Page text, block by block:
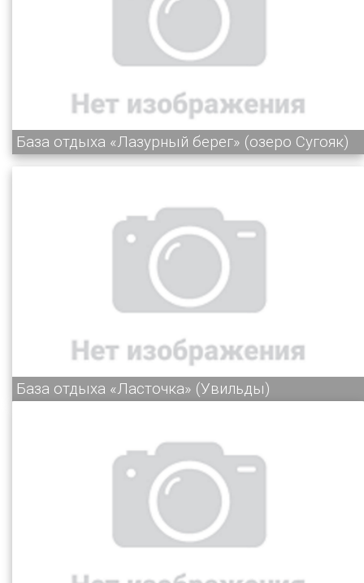
База отдыха «Лазурный берег» (озеро Сугояк)
База отдыха «Ласточка» (Увильды)